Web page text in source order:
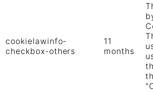
cookielawinfo-
checkbox-others
11
months